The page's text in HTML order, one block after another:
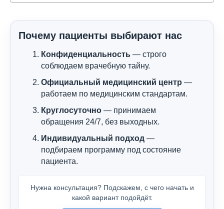
Почему пациенты выбирают нас
Конфиденциальность — строго
соблюдаем врачебную тайну.
Официальный медицинский центр —
работаем по медицинским стандартам.
Круглосуточно — принимаем
обращения 24/7, без выходных.
Индивидуальный подход —
подбираем программу под состояние
пациента.
Нужна консультация? Подскажем, с чего начать и
какой вариант подойдёт.